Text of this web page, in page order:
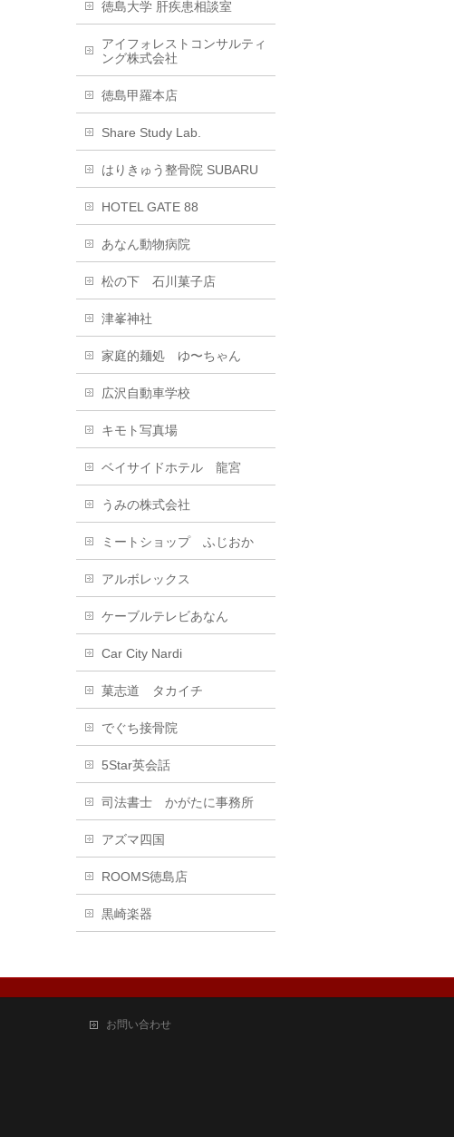
徳島大学 肝疾患相談室
アイフォレストコンサルティ
ング株式会社
徳島甲羅本店
Share Study Lab.
はりきゅう整骨院 SUBARU
HOTEL GATE 88
あなん動物病院
松の下 石川菓子店
津峯神社
家庭的麺処 ゆ〜ちゃん
広沢自動車学校
キモト写真場
ベイサイドホテル 龍宮
うみの株式会社
ミートショップ ふじおか
アルボレックス
ケーブルテレビあなん
Car City Nardi
菓志道 タカイチ
でぐち接骨院
5Star英会話
司法書士 かがたに事務所
アズマ四国
ROOMS徳島店
黒崎楽器
お問い合わせ